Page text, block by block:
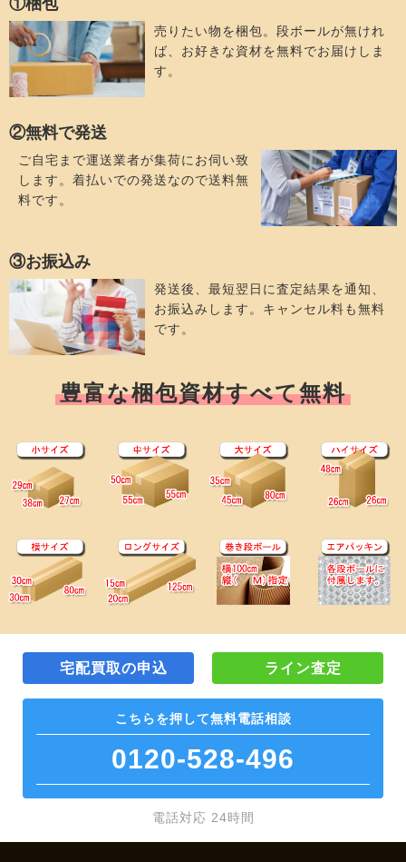
①梱包
売りたい物を梱包。段ボールが無けれ
ば、お好きな資材を無料でお届けしま
す。
②無料で発送
ご自宅まで運送業者が集荷にお伺い致
します。着払いでの発送なので送料無
料です。
③お振込み
発送後、最短翌日に査定結果を通知、
お振込みします。キャンセル料も無料
です。
豊富な梱包資材すべて無料
宅配買取の申込 ライン査定
こちらを押して無料電話相談
0120-528-496
電話対応 24時間